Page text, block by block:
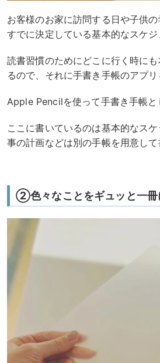
お客様のお家に訪問する日や子供
すでに決定している基本的なスケ
読書習慣のためにどこに行く時に
るので、それに手書き手帳のアプリ
Apple Pencilを使って手書き手帳と
ここに書いているのは基本的なス
事の計画などは別の手帳を用意して
②色々なことをギュッと一冊